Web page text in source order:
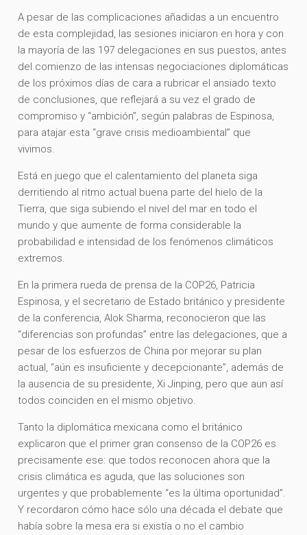
A pesar de las complicaciones añadidas a un encuentro
de esta complejidad, las sesiones iniciaron en hora y con
la mayoría de las 197 delegaciones en sus puestos, antes
del comienzo de las intensas negociaciones diplomáticas
de los próximos días de cara a rubricar el ansiado texto
de conclusiones, que reflejará a su vez el grado de
compromiso y “ambición”, según palabras de Espinosa,
para atajar esta “grave crisis medioambiental” que
vivimos.
Está en juego que el calentamiento del planeta siga
derritiendo al ritmo actual buena parte del hielo de la
Tierra, que siga subiendo el nivel del mar en todo el
mundo y que aumente de forma considerable la
probabilidad e intensidad de los fenómenos climáticos
extremos.
En la primera rueda de prensa de la COP26, Patricia
Espinosa, y el secretario de Estado británico y presidente
de la conferencia, Alok Sharma, reconocieron que las
“diferencias son profundas” entre las delegaciones, que a
pesar de los esfuerzos de China por mejorar su plan
actual, “aún es insuficiente y decepcionante”, además de
la ausencia de su presidente, Xi Jinping, pero que aun así
todos coinciden en el mismo objetivo.
Tanto la diplomática mexicana como el británico
explicaron que el primer gran consenso de la COP26 es
precisamente ese: que todos reconocen ahora que la
crisis climática es aguda, que las soluciones son
urgentes y que probablemente “es la última oportunidad”.
Y recordaron cómo hace sólo una década el debate que
había sobre la mesa era si existía o no el cambio